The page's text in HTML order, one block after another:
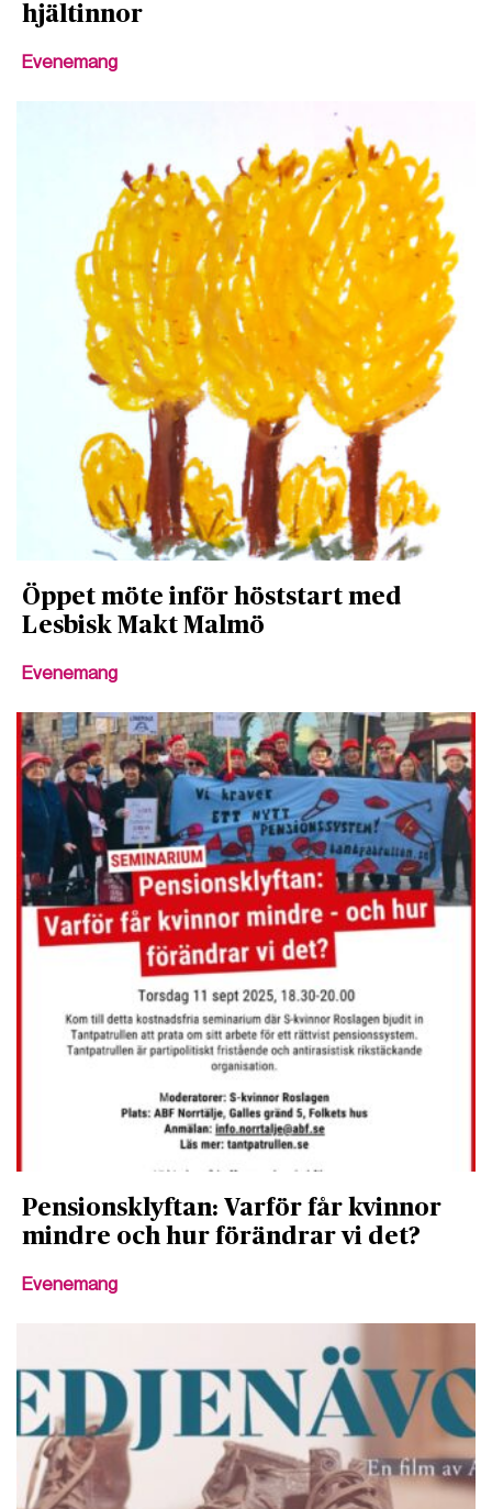
hjältinnor
Evenemang
Öppet möte inför höststart med
Lesbisk Makt Malmö
Evenemang
Pensionsklyftan: Varför får kvinnor
mindre och hur förändrar vi det?
Evenemang